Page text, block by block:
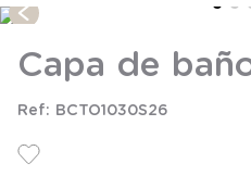
Capa de
BCTO1030S26
3.
zapatillas
4.
body